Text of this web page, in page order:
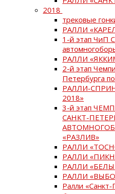
2018
трековые
РАЛЛИ
1-й этап ЧиП
РАЛЛИ
2-й этап
Петербурга
РАЛЛИ-
2018»
3-й этап
САНКТ-
«РАЗЛИВ»
РАЛЛИ
РАЛЛИ
РАЛЛИ
РАЛЛИ
Ралли